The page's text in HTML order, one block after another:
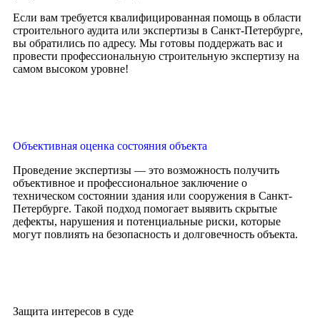
Если вам требуется квалифицированная помощь в области
строительного аудита или экспертизы в Санкт-Петербурге,
вы обратились по адресу. Мы готовы поддержать вас и
провести профессиональную строительную экспертизу на
самом высоком уровне!
Объективная оценка состояния объекта
Проведение экспертизы — это возможность получить
объективное и профессиональное заключение о
техническом состоянии здания или сооружения в Санкт-
Петербурге. Такой подход помогает выявить скрытые
дефекты, нарушения и потенциальные риски, которые
могут повлиять на безопасность и долговечность объекта.
Защита интересов в суде